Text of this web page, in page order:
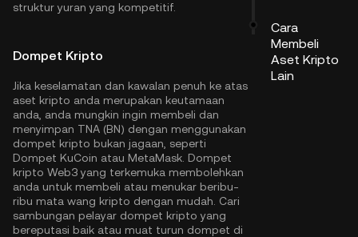
struktur yuran yang kompetitif.
Dompet Kripto
Jika keselamatan dan kawalan penuh ke atas
aset kripto anda merupakan keutamaan
anda, anda mungkin ingin membeli dan
menyimpan TNA (BN) dengan menggunakan
dompet kripto bukan jagaan, seperti
Dompet KuCoin atau MetaMask. Dompet
kripto Web3 yang terkemuka membolehkan
anda untuk membeli atau menukar beribu-
ribu mata wang kripto dengan mudah. Cari
sambungan pelayar dompet kripto yang
bereputasi baik atau muat turun dompet di
Cara
Membeli
Aset Kripto
Lain